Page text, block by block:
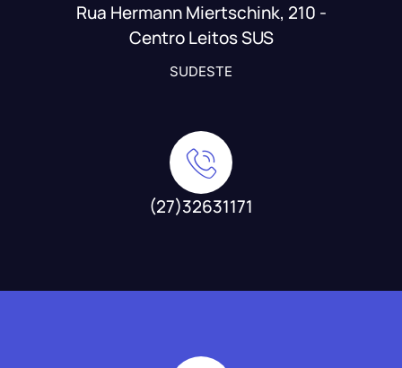
Rua Hermann Miertschink, 210 -
Centro Leitos SUS
SUDESTE
(27)32631171